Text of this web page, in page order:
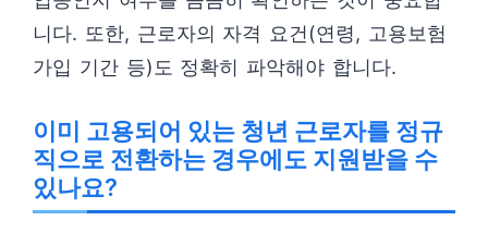
니다. 또한, 근로자의 자격 요건(연령, 고용보험
가입 기간 등)도 정확히 파악해야 합니다.
이미 고용되어 있는 청년 근로자를 정규
직으로 전환하는 경우에도 지원받을 수
있나요?